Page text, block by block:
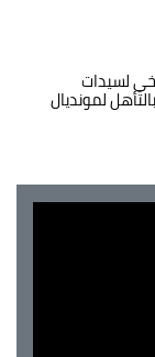
لسيدات
لمونديال